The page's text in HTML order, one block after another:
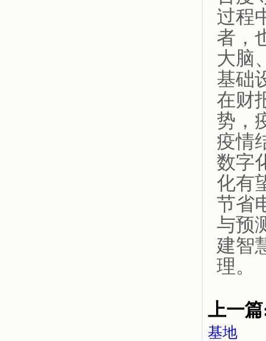
过程
者，
大脑
基础
在财
势，
疫情
数字
化有
节省
与预
建智
理。
上一
基地